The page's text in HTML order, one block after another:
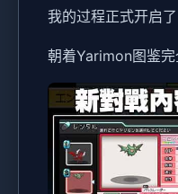
我的过程正式开启
朝着Yarimon图鉴